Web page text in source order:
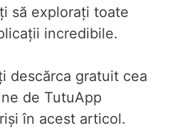
să explorați toate
incredibile.
descărca gratuit cea
de TutuApp
în acest articol.